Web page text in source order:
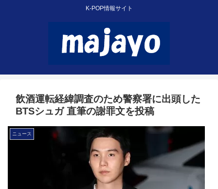
K-POP情報サイト
飲酒運転経緯調査のため警察署に出頭した
BTSシュガ 直筆の謝罪文を投稿
ニュース